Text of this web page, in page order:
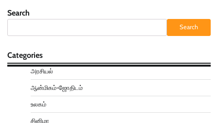
Search
Search
Categories
அரசியல்
ஆன்மிகம்-ஜோதிடம்
உலகம்
சினிமா